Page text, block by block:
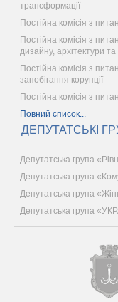
трансформації
Постійна комісія з
Постійна комісія з
дизайну, архітектури
Постійна комісія з
запобігання корупції
Постійна комісія з
Повний список...
ДЕПУТАТСЬКІ
Депутатська група
Депутатська група
Депутатська група
Депутатська група